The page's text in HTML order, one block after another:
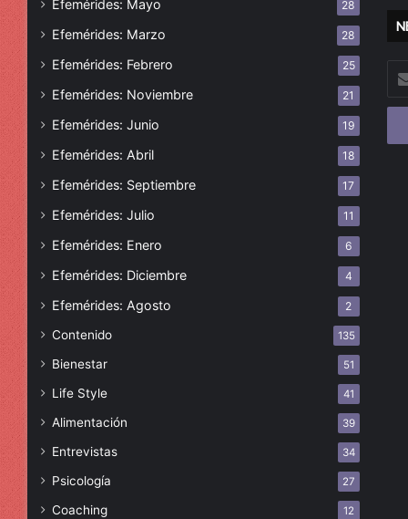
Efemérides: Mayo 28
Efemérides: Marzo 28
Efemérides: Febrero 25
Efemérides: Noviembre 21
Efemérides: Junio 19
Efemérides: Abril 18
Efemérides: Septiembre 17
Efemérides: Julio 11
Efemérides: Enero 6
Efemérides: Diciembre 4
Efemérides: Agosto 2
Contenido 135
Bienestar 51
Life Style 41
Alimentación 39
Entrevistas 34
Psicología 27
Coaching 12